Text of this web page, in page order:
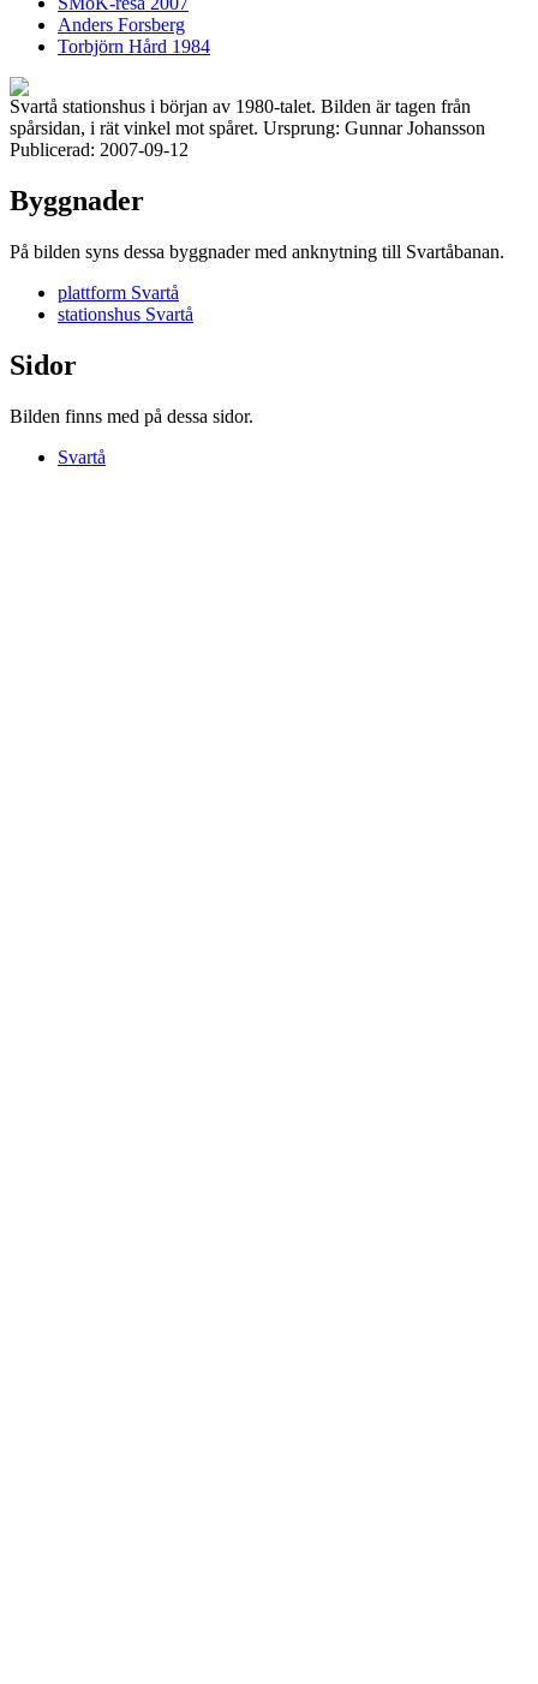
Anders Forsberg
Torbjörn Hård 1984
Svartå stationshus i början av 1980-talet. Bilden är tagen från
spårsidan, i rät vinkel mot spåret. Ursprung: Gunnar Johansson
Publicerad: 2007-09-12
Byggnader
På bilden syns dessa byggnader med anknytning till Svartåbanan.
plattform Svartå
stationshus Svartå
Sidor
Bilden finns med på dessa sidor.
Svartå